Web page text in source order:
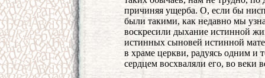
причиняя ущерба. О, если бы
были такими, как недавно мы
воскресили дыхание истинной
истинных сыновей истинной
в храме церкви, радуясь одним
сердцем восхваляли его, во веки